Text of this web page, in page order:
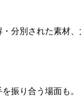
分別された素材
振り合う場面も。